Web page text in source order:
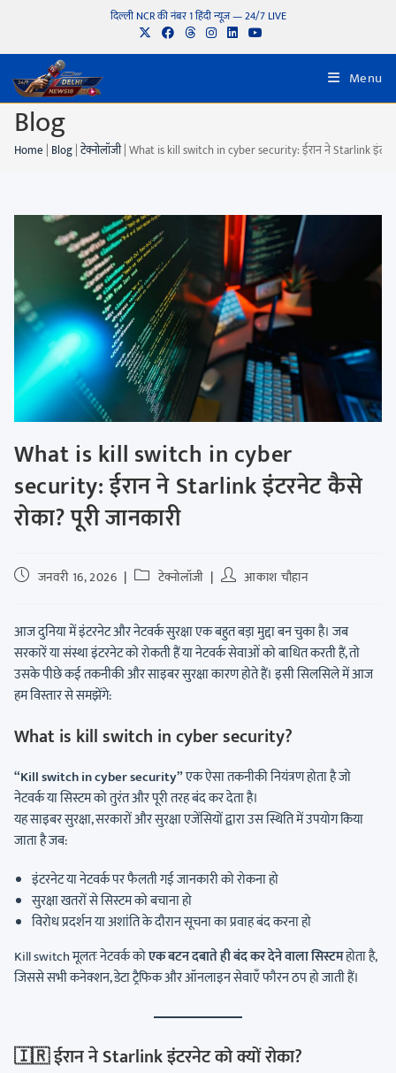
दिल्ली NCR की नंबर 1 हिंदी न्यूज़ — 24/7 LIVE
Menu
Blog
Home | Blog|टेक्नोलॉजी|What is kill switch in cyber security: ईरान ने Starlink
What is kill switch in cyber
security: ईरान ने Starlink इंटरनेट कैसे
रोका? पूरी जानकारी
जनवरी 16, 2026 टेक्नोलॉजी आकाश चौहान
आज दुनिया में इंटरनेट और नेटवर्क सुरक्षा एक बहुत बड़ा मुद्दा बन चुका है। जब
सरकारें या संस्था इंटरनेट को रोकती हैं या नेटवर्क सेवाओं को बाधित करती हैं, तो
उसके पीछे कई तकनीकी और साइबर सुरक्षा कारण होते हैं। इसी सिलसिले में आज
हम विस्तार से समझेंगे:
What is kill switch in cyber security?
“Kill switch in cyber security”एक ऐसा तकनीकी नियंत्रण होता है जो
नेटवर्क या सिस्टम को तुरंत और पूरी तरह बंद कर देता है।
यह साइबर सुरक्षा, सरकारों और सुरक्षा एजेंसियों द्वारा उस स्थिति में उपयोग किया
जाता है जब:
इंटरनेट या नेटवर्क पर फैलती गई जानकारी को रोकना हो
सुरक्षा खतरों से सिस्टम को बचाना हो
विरोध प्रदर्शन या अशांति के दौरान सूचना का प्रवाह बंद करना हो
Kill switch मूलतः नेटवर्क कोएक बटन दबाते ही बंद कर देने वाला सिस्टमहोता है,
जिससे सभी कनेक्शन, डेटा ट्रैफिक और ऑनलाइन सेवाएँ फौरन ठप हो जाती हैं।
🇮🇷ईरान ने Starlink इंटरनेट को क्यों रोका?